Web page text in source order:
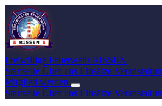
Freiwillige Feuerwehr RISSEN
Startseite Über uns Einsätze
Mitglied werden
Startseite Über uns Einsätze